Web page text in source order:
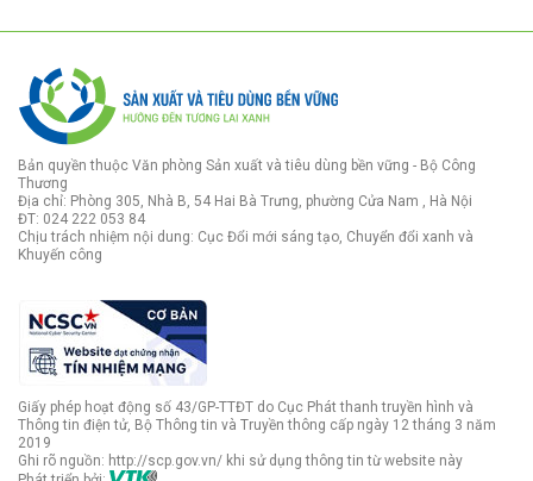
Bản quyền thuộc Văn phòng Sản xuất và tiêu dùng bền vững - Bộ Công
Thương
Địa chỉ: Phòng 305, Nhà B, 54 Hai Bà Trưng, phường Cửa Nam , Hà Nội
ĐT: 024 222 053 84
Chịu trách nhiệm nội dung: Cục Đổi mới sáng tạo, Chuyển đổi xanh và
Khuyến công
Giấy phép hoạt động số 43/GP-TTĐT do Cục Phát thanh truyền hình và
Thông tin điện tử, Bộ Thông tin và Truyền thông cấp ngày 12 tháng 3 năm
2019
Ghi rõ nguồn: http://scp.gov.vn/ khi sử dụng thông tin từ website này